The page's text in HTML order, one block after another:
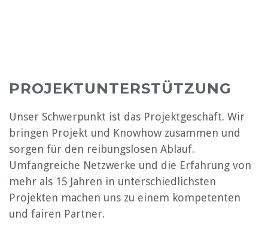
PROJEKTUNTERSTÜTZUNG
Unser Schwerpunkt ist das Projektgeschäft. Wir
bringen Projekt und Knowhow zusammen und
sorgen für den reibungslosen Ablauf.
Umfangreiche Netzwerke und die Erfahrung von
mehr als 15 Jahren in unterschiedlichsten
Projekten machen uns zu einem kompetenten
und fairen Partner.